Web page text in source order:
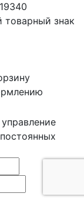
товарный знак